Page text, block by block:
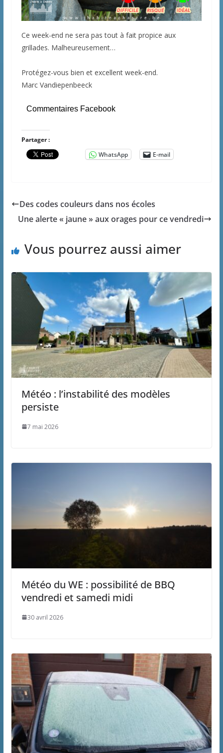
Ce week-end ne sera pas tout à fait propice aux
grillades. Malheureusement…
Protégez-vous bien et excellent week-end.
Marc Vandiepenbeeck
Commentaires Facebook
Partager :
WhatsApp
E-mail
Des codes couleurs dans nos écoles
Une alerte « jaune » aux orages pour ce vendredi
Vous pourrez aussi aimer
Météo : l’instabilité des modèles
persiste
7 mai 2026
Météo du WE : possibilité de BBQ
vendredi et samedi midi
30 avril 2026